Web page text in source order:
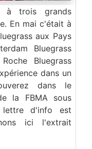
à trois grands
En mai c'était à
aux Pays
Bluegrass
Bluegrass
dans un
dans le
la FBMA sous
d'info est
ici l'extrait